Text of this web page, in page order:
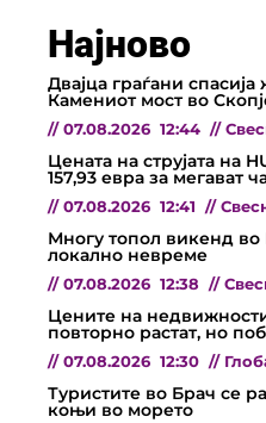
Најново
Двајца граѓани
Камениот мост во
// 07.08.2026 12:44 //
Цената на струјата на
157,93 евра за мегават
// 07.08.2026 12:41 //
Многу топол викенд
локално невреме
// 07.08.2026 12:38 //
Цените на
повторно растат, но
// 07.08.2026 12:30 //
Туристите во Брач се
коњи во морето